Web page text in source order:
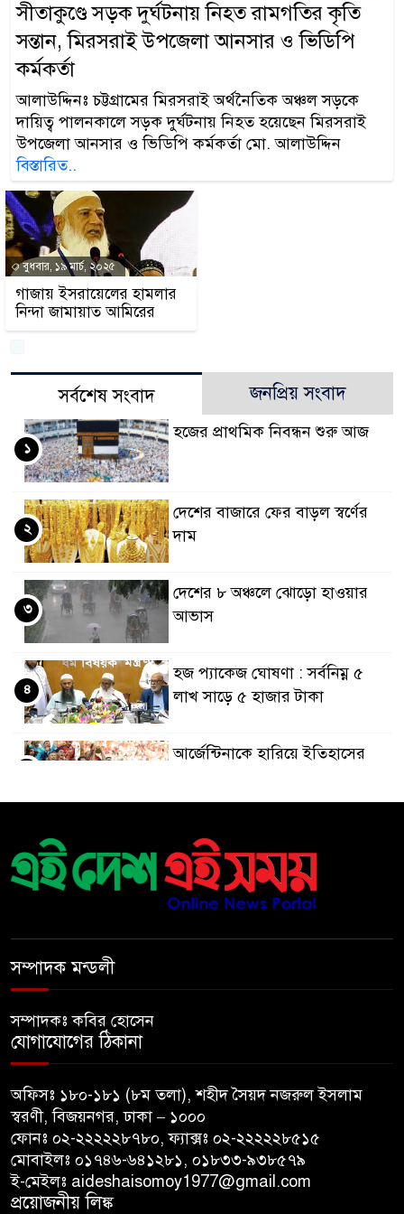
সীতাকুণ্ডে সড়ক দুর্ঘটনায় নিহত রামগতির কৃতি
সন্তান, মিরসরাই উপজেলা আনসার ও ভিডিপি
কর্মকর্তা
আলাউদ্দিনঃ চট্টগ্রামের মিরসরাই অর্থনৈতিক অঞ্চল সড়কে
দায়িত্ব পালনকালে সড়ক দুর্ঘটনায় নিহত হয়েছেন মিরসরাই
উপজেলা আনসার ও ভিডিপি কর্মকর্তা মো. আলাউদ্দিন
বিস্তারিত..
বুধবার, ১৯ মার্চ, ২০২৫
গাজায় ইসরায়েলের হামলার
নিন্দা জামায়াত আমিরের
সর্বশেষ সংবাদ জনপ্রিয় সংবাদ
হজের প্রাথমিক নিবন্ধন শুরু আজ
১
দেশের বাজারে ফের বাড়ল স্বর্ণের
দাম
২
দেশের ৮ অঞ্চলে ঝোড়ো হাওয়ার
আভাস
৩
হজ প্যাকেজ ঘোষণা : সর্বনিম্ন ৫
লাখ সাড়ে ৫ হাজার টাকা
৪
আর্জেন্টিনাকে হারিয়ে ইতিহাসের
স্পেন
রানার্সআপ হয়েও বীরের মর্যাদা,
আর্জেন্টিনায় সাধারণ ছুটি ঘোষণা
৬
৭
৮
মধ্যপ্রাচ্যে যুক্তরাষ্ট্র-ইরান
পাল্টাপাল্টি হামলা অব্যাহত,
উত্তেজনা আরও তীব্র
৯
দেশকে আরো সবুজ করে গড়ে
১০
সম্পাদক মন্ডলী
সম্পাদকঃ কবির হোসেন
যোগাযোগের ঠিকানা
অফিসঃ ১৮০-১৮১ (৮ম তলা), শহীদ সৈয়দ নজরুল ইসলাম
স্বরণী, বিজয়নগর, ঢাকা – ১০০০
ফোনঃ ০২-২২২২২৮৭৮০, ফ্যাক্সঃ ০২-২২২২২৮৫১৫
মোবাইলঃ ০১৭৪৬-৬৪১২৮১, ০১৮৩৩-৯৩৮৫৭৯
ই-মেইলঃ aideshaisomoy1977@gmail.com
প্রয়োজনীয় লিঙ্ক